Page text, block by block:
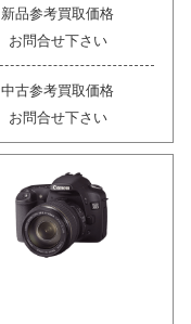
新品参考買取価格
お問合せ下さい
中古参考買取価格
お問合せ下さい